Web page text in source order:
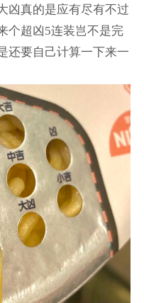
凶真的是应有尽有不过
个超凶5连装岂不是完
还要自己计算一下来一